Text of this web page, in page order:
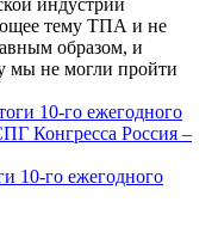
индустрии
тему ТПА и не
образом, и
мы не могли пройти
10-го ежегодного